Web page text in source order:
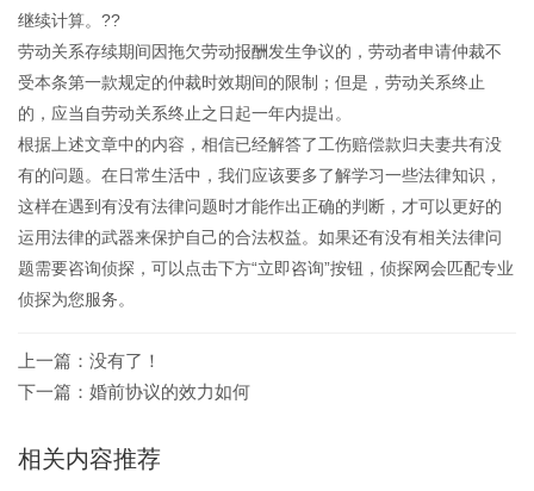
继续计算。??
劳动关系存续期间因拖欠劳动报酬发生争议的，劳动者申请仲裁不
受本条第一款规定的仲裁时效期间的限制；但是，劳动关系终止
的，应当自劳动关系终止之日起一年内提出。
根据上述文章中的内容，相信已经解答了工伤赔偿款归夫妻共有没
有的问题。在日常生活中，我们应该要多了解学习一些法律知识，
这样在遇到有没有法律问题时才能作出正确的判断，才可以更好的
运用法律的武器来保护自己的合法权益。如果还有没有相关法律问
题需要咨询侦探，可以点击下方“立即咨询”按钮，侦探网会匹配专业
侦探为您服务。
上一篇：没有了！
下一篇： 婚前协议的效力如何
相关内容推荐